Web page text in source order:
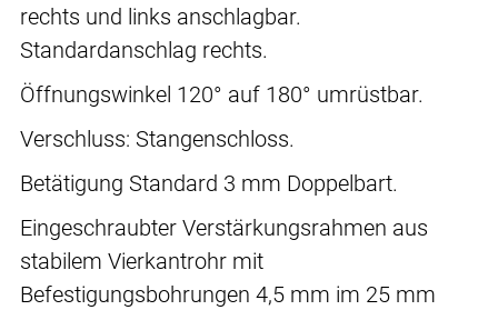
rechts und links anschlagbar.
Standardanschlag rechts.
Öffnungswinkel 120° auf 180° umrüstbar.
Verschluss: Stangenschloss.
Betätigung Standard 3 mm Doppelbart.
Eingeschraubter Verstärkungsrahmen aus
stabilem Vierkantrohr mit
Befestigungsbohrungen 4,5 mm im 25 mm